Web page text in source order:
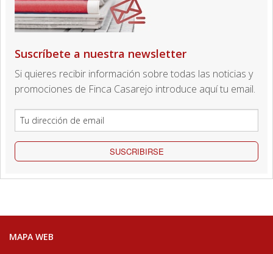
Suscríbete a nuestra newsletter
Si quieres recibir información sobre todas las noticias y
promociones de Finca Casarejo introduce aquí tu email.
SUSCRIBIRSE
MAPA WEB